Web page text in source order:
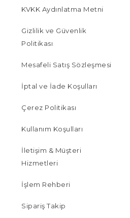
KVKK Aydınlatma Metni
Gizlilik ve Güvenlik
Politikası
Mesafeli Satış Sözleşmesi
İptal ve İade Koşulları
Çerez Politikası
Kullanım Koşulları
İletişim & Müşteri
Hizmetleri
İşlem Rehberi
Sipariş Takip